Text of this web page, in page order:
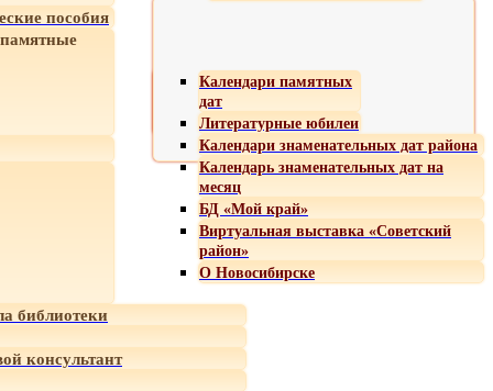
пособия
Календари памятных
дат
Литературные юбилеи
Календари знаменательных дат района
Календарь знаменательных дат на
месяц
БД «Мой край»
Виртуальная выставка «Советский
район»
О Новосибирске
библиотеки
консультант